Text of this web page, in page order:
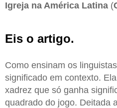
Igreja na América Latina (
Eis o artigo.
Como ensinam os
significado em contexto.
xadrez que só ganha
quadrado do jogo. Deitada